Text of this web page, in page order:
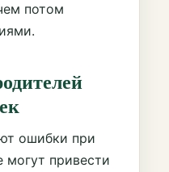
потом
ошибки при
могут привести